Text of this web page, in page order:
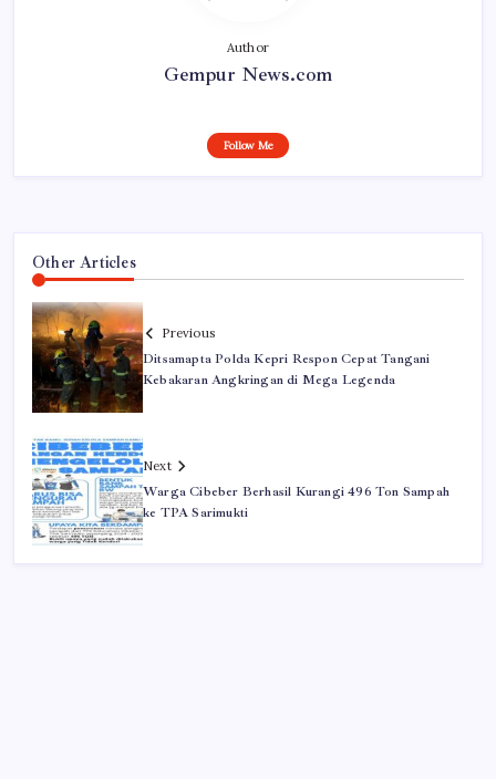
Author
Gempur News.com
Follow Me
Other Articles
Previous
Ditsamapta Polda Kepri Respon Cepat Tangani
Kebakaran Angkringan di Mega Legenda
Next
Warga Cibeber Berhasil Kurangi 496 Ton Sampah
ke TPA Sarimukti